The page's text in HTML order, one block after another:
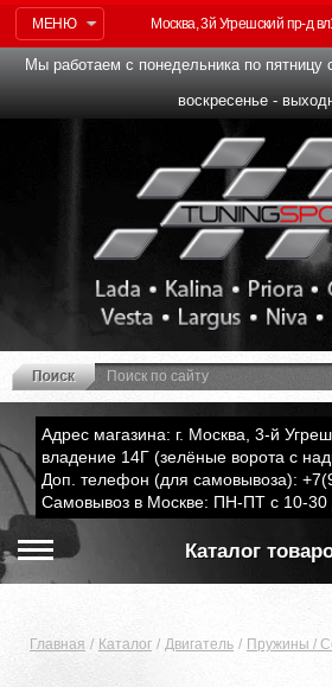
МЕНЮ Москва, 3й Угрешский пр-д
Мы работаем с понедельника по пятницу
воскресенье -
Адрес магазина: г. Москва, 3-й
владение 14Г (зелёные ворота с
Доп. телефон (для самовывоза):
Самовывоз в Москве: ПН-ПТ с 10-30
Каталог
Главная Каталог Двигатель Пружины /